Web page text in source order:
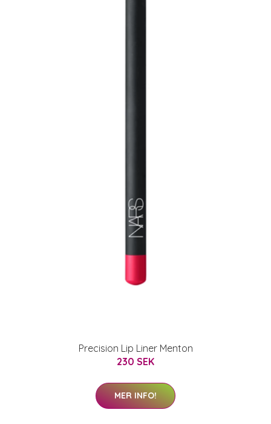
Precision Lip Liner Menton
230 SEK
MER INFO!